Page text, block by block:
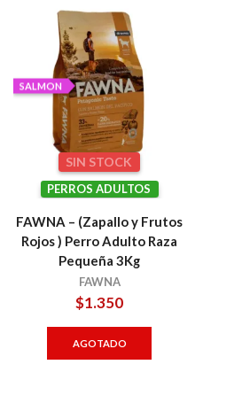
SIN STOCK
SALMON
PERROS ADULTOS
FAWNA – (Zapallo y Frutos
Rojos ) Perro Adulto Raza
Pequeña 3Kg
FAWNA
$1.350
AGOTADO